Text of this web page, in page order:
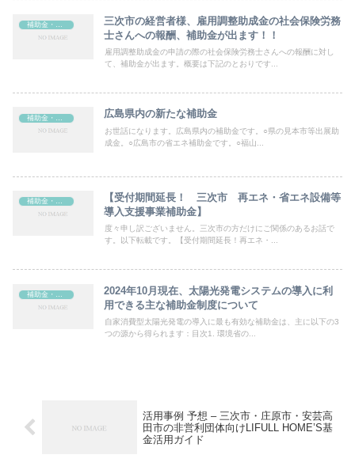
三次市の経営者様、雇用調整助成金の社会保険労務
士さんへの報酬、補助金が出ます！！
雇用調整助成金の申請の際の社会保険労務士さんへの報酬に対し
て、補助金が出ます。概要は下記のとおりです...
広島県内の新たな補助金
お世話になります。広島県内の補助金です。○県の見本市等出展助
成金。○広島市の省エネ補助金です。○福山...
補助金・助成金
【受付期間延長！ 三次市 再エネ・省エネ設備等
導入支援事業補助金】
度々申し訳ございません。三次市の方だけにご関係のあるお話で
す。以下転載です。【受付期間延長！再エネ・...
補助金・助成金
2024年10月現在、太陽光発電システムの導入に利
用できる主な補助金制度について
自家消費型太陽光発電の導入に最も有効な補助金は、主に以下の3
つの源から得られます：目次1. 環境省の...
活用事例 予想 – 三次市・庄原市・安芸高
田市の非営利団体向けLIFULL HOME’S基
金活用ガイド